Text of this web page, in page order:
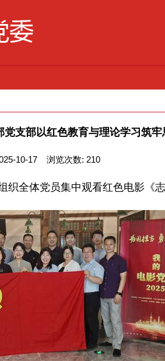
支部以红色教育与理论学习筑牢
10-17 浏览次数: 210
全体党员集中观看红色电影《